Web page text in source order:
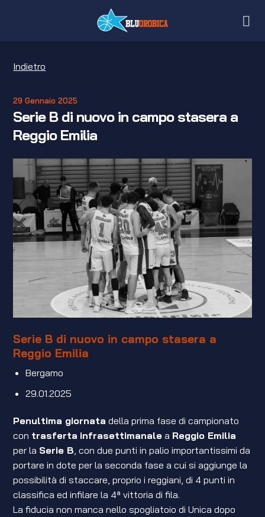
Indietro
29 Gennaio 2025
Serie B di nuovo in campo stasera a
Reggio Emilia
Serie B di nuovo in campo stasera a
Reggio Emilia
Bergamo
29.01.2025
Penultima giornata della prima fase di campionato
con trasferta infrasettimanale a Reggio Emilia
per la Serie B , con due punti in palio importantissimi da
portare in dote per la seconda fase a cui si aggiunge la
possibilità di staccare, proprio i reggiani, di 4 punti in
classifica ed infilare la 4ª vittoria di fila.
La fiducia non manca nello spogliatoio di Unica dopo